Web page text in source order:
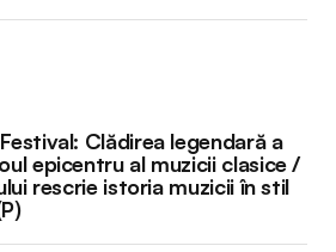
Clădirea legendară a
epicentru al muzicii clasice /
rescrie istoria muzicii în stil